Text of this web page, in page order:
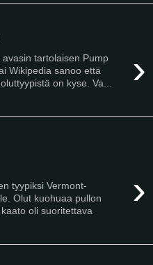
›
tartolaisen Pump
Wikipedia sanoo että
on kyse. Va...
›
tyypiksi Vermont-
Olut kuohuaa pullon
oli suoritettava